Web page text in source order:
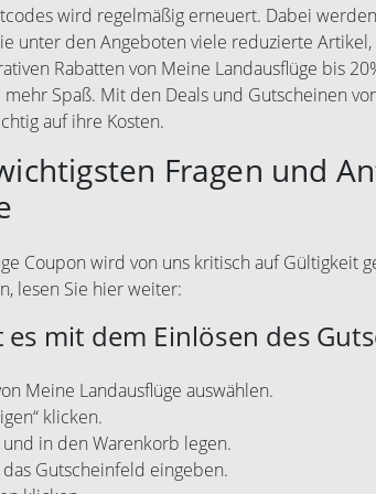
wird regelmäßig erneuert. Dabei
unter den Angeboten viele reduzierte Artikel,
Rabatten von Meine Landausflüge bis
Spaß. Mit den Deals und Gutscheinen
auf ihre Kosten.
Fragen und
Coupon wird von uns kritisch auf Gültigkeit
lesen Sie hier weiter:
mit dem Einlösen des
Meine Landausflüge auswählen.
klicken.
in den Warenkorb legen.
Gutscheinfeld eingeben.